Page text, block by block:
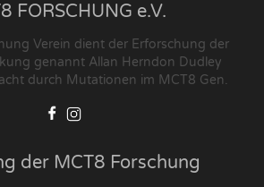
FORSCHUNG e.V.
Verein dient der Erforschung der
genannt Allan Herndon Dudley
durch Mutationen im MCT8 Gen.
der MCT8 Forschung